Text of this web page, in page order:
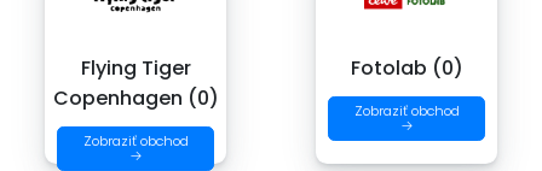
Flying Tiger
Copenhagen (0)
Zobraziť obchod
→
Fotolab (0)
Zobraziť obchod
→